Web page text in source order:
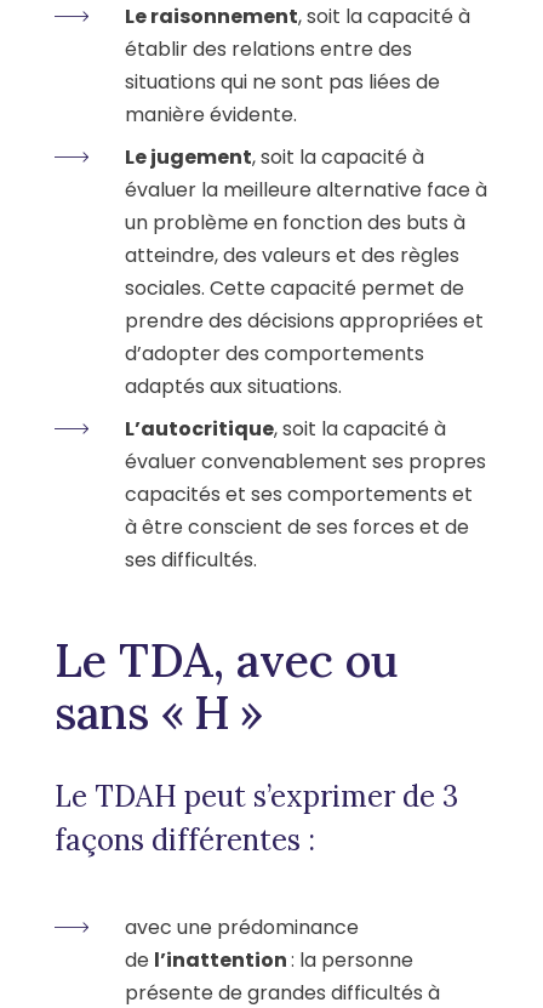
Le raisonnement, soit la capacité à
établir des relations entre des
situations qui ne sont pas liées de
manière évidente.
Le jugement, soit la capacité à
évaluer la meilleure alternative face à
un problème en fonction des buts à
atteindre, des valeurs et des règles
sociales. Cette capacité permet de
prendre des décisions appropriées et
d’adopter des comportements
adaptés aux situations.
L’autocritique, soit la capacité à
évaluer convenablement ses propres
capacités et ses comportements et
à être conscient de ses forces et de
ses difficultés.
Le TDA, avec ou
sans « H »
Le TDAH peut s’exprimer de 3
façons différentes :
avec une prédominance
de l’inattention: la personne
présente de grandes difficultés à